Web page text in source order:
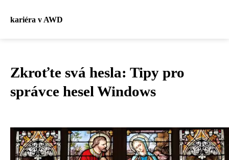
kariéra v AWD
Zkroťte svá hesla: Tipy pro
správce hesel Windows